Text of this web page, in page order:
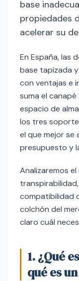
base
propiedades
acelerar su
En España, las
base tapizada
con ventajas e
suma el
espacio de
los tres
el que mejor
presupuesto y
Analizaremos
compatibilidad
colchón del
claro cuál
1. ¿Qué
qué es